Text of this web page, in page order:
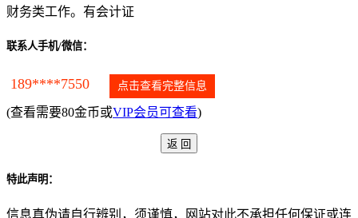
财务类工作。有会计证
联系人手机/微信：
189****7550 点击查看完整信息
(查看需要80金币或VIP会员可查看)
特此声明：
信息真伪请自行辨别，须谨慎，网站对此不承担任何保证或连